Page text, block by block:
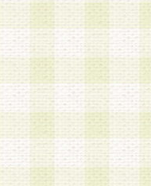
断する方法・手段に
満、成年被後見人、被
どの法定代理人の同
お、義務教育学齢に該
社が別途定める方法
うものとします。